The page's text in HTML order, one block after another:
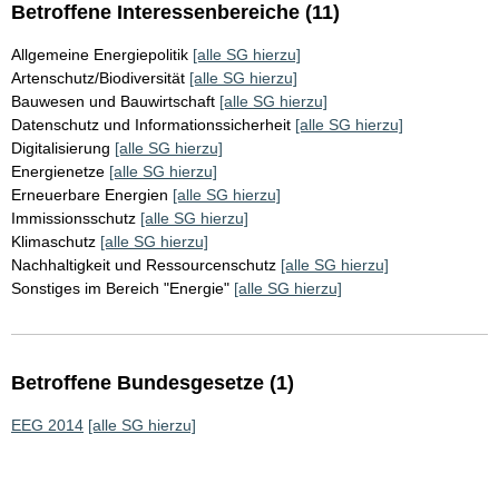
Betroffene Interessenbereiche (11)
Allgemeine Energiepolitik [alle SG hierzu]
Artenschutz/Biodiversität [alle SG hierzu]
Bauwesen und Bauwirtschaft [alle SG hierzu]
Datenschutz und Informationssicherheit [alle SG hierzu]
Digitalisierung [alle SG hierzu]
Energienetze [alle SG hierzu]
Erneuerbare Energien [alle SG hierzu]
Immissionsschutz [alle SG hierzu]
Klimaschutz [alle SG hierzu]
Nachhaltigkeit und Ressourcenschutz [alle SG hierzu]
Sonstiges im Bereich "Energie" [alle SG hierzu]
Betroffene Bundesgesetze (1)
EEG 2014 [alle SG hierzu]